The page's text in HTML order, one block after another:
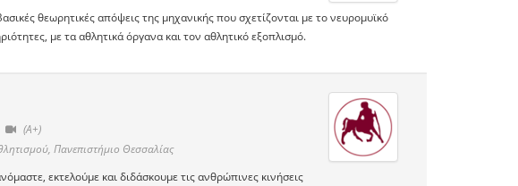
θεωρητικές απόψεις της μηχανικής που σχετίζονται με το νευρομυϊκό
με τα αθλητικά όργανα και τον αθλητικό εξοπλισμό.
(A+)
Πανεπιστήμιο Θεσσαλίας
εκτελούμε και διδάσκουμε τις ανθρώπινες κινήσεις